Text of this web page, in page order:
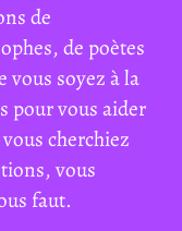
de
de poètes
vous soyez à la
pour vous aider
cherchiez
vous
faut.